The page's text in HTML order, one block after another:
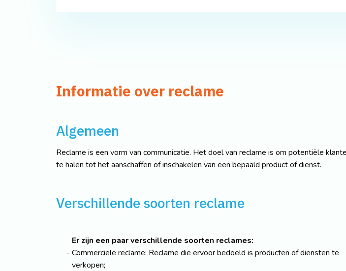
Informatie over reclame
Algemeen
Reclame is een vorm van communicatie. Het doel van reclame is om potentiële
te halen tot het aanschaffen of inschakelen van een bepaald product of dienst.
Verschillende soorten reclame
Er zijn een paar verschillende soorten reclames:
Commerciële reclame: Reclame die ervoor bedoeld is producten of diensten te
verkopen;